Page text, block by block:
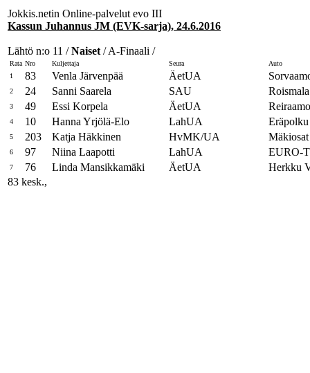
Jokkis.netin Online-palvelut evo III
Kassun Juhannus JM (EVK-sarja), 24.6.2016
Lähtö n:o 11 /Naiset / A-Finaali /
Rata Nro Kuljettaja Seura
Auto
1
83 Venla Järvenpää ÄetUA
2 24 Sanni Saarela SAU
3 49 Essi Korpela ÄetUA
4 10 Hanna Yrjölä-Elo LahUA
5 203 Katja Häkkinen HvMK/UA
6 97 Niina Laapotti LahUA EURO-
7 76 Linda Mansikkamäki ÄetUA
Herkku
83 kesk.,